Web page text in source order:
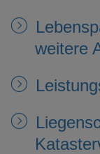
weitere